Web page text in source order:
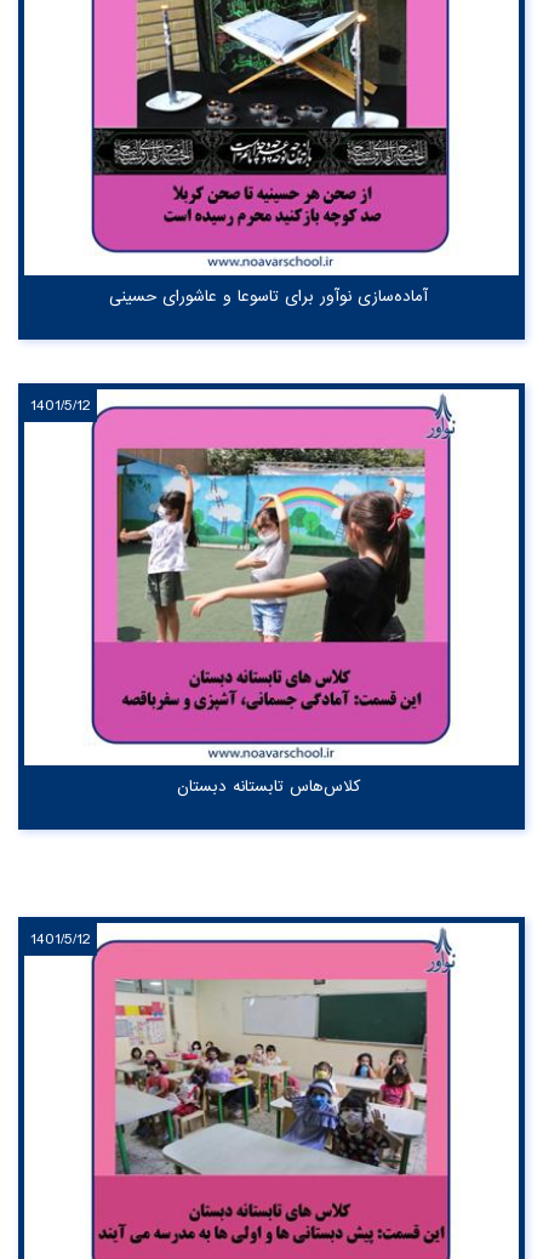
آماده‌سازی نوآور برای تاسوعا و عاشورای حسینی
1401/5/12
کلاس‌هاس تابستانه دبستان
1401/5/12